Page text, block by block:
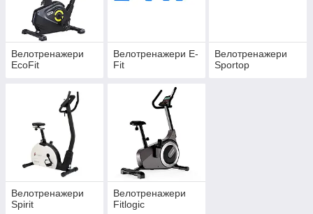
Велотренажери
EcoFit
Велотренажери E-
Fit
Велотренажери
Sportop
Велотренажери
Spirit
Велотренажери
Fitlogic